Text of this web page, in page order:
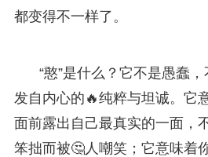
都变得不一样了。
“憨”是什么？它不是愚蠢
发自内心的🔥纯粹与坦诚。它
面前露出自己最真实的一面，
笨拙而被🤔人嘲笑；它意味着